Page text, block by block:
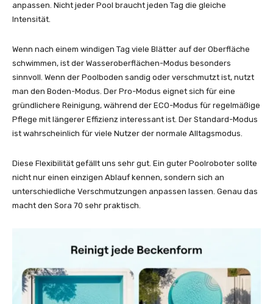
anpassen. Nicht jeder Pool braucht jeden Tag die gleiche
Intensität.
Wenn nach einem windigen Tag viele Blätter auf der Oberfläche
schwimmen, ist der Wasseroberflächen-Modus besonders
sinnvoll. Wenn der Poolboden sandig oder verschmutzt ist, nutzt
man den Boden-Modus. Der Pro-Modus eignet sich für eine
gründlichere Reinigung, während der ECO-Modus für regelmäßige
Pflege mit längerer Effizienz interessant ist. Der Standard-Modus
ist wahrscheinlich für viele Nutzer der normale Alltagsmodus.
Diese Flexibilität gefällt uns sehr gut. Ein guter Poolroboter sollte
nicht nur einen einzigen Ablauf kennen, sondern sich an
unterschiedliche Verschmutzungen anpassen lassen. Genau das
macht den Sora 70 sehr praktisch.